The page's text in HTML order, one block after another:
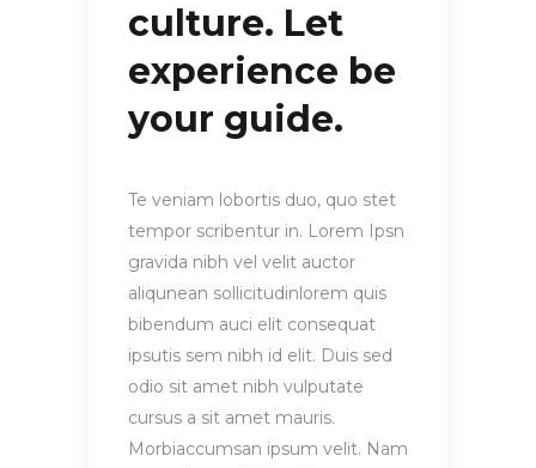
culture. Let
experience be
your guide.
Te veniam lobortis duo, quo stet
tempor scribentur in. Lorem Ipsn
gravida nibh vel velit auctor
aliqunean sollicitudinlorem quis
bibendum auci elit consequat
ipsutis sem nibh id elit. Duis sed
odio sit amet nibh vulputate
cursus a sit amet mauris.
Morbiaccumsan ipsum velit. Nam